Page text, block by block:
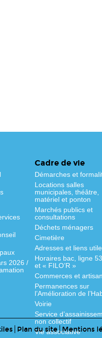
2026 /
Cadre de vie
Démarches et
Locations salles
municipales, théâtre,
matériel et ponton
Marchés publics et
consultations
Déchets ménagers
Cimetière
Adresses et liens
Horaires bac, ligne
et « FILO’R »
Commerces et
Permanences sur
l’Amélioration de
Voirie
Service
non collectif
Vie associative
Plan du site Mentions